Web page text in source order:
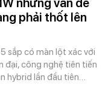
nhưng vẫn dễ
phải thốt lên
sắp có màn lột xác với
đại, công nghệ tiên tiến
hybrid lần đầu tiên…